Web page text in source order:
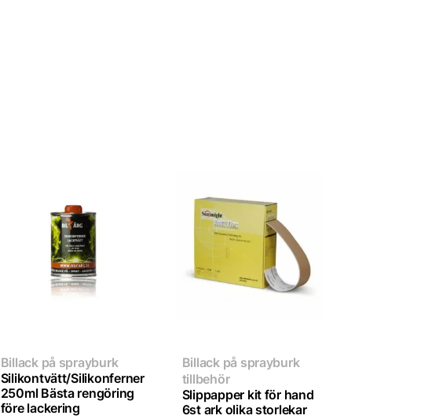
Billack på sprayburk
Silikontvätt/Silikonferner
250ml Bästa rengöring
före lackering
Billack på sprayburk
tillbehör
Slippapper kit för hand
6st ark olika storlekar